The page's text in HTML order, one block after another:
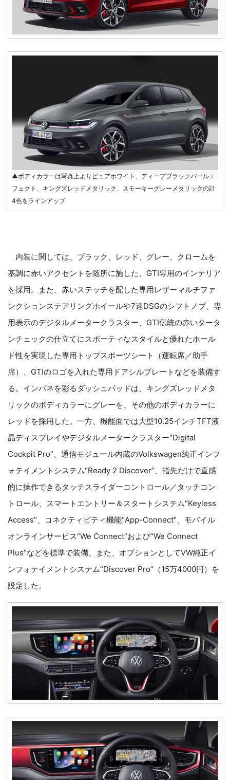
▲ボディカラーは写真上よりピュアホワイト、ディープブラックパールエ
フェクト、キングズレッドメタリック、スモーキーグレーメタリックの計
4色をラインアップ
内装に関しては、ブラック、レッド、グレー、クロームを
基調に赤いアクセントを随所に施した、GTI専用のインテリア
を採用。また、赤いステッチを配した専用レザーマルチファ
ンクションステアリングホイールや7速DSGのシフトノブ、専
用表示のデジタルメータークラスター、GTI伝統の赤いタータ
ンチェックの仕立てにスポーティなスタイルと優れたホール
ド性を実現した専用トップスポーツシート（運転席／助手
席）、GTIのロゴを入れた専用ドアシルプレートなどを装備す
る。インパネを彩るダッシュパッドは、キングズレッドメタ
リックのボディカラーにグレーを、その他のボディカラーに
レッドを採用した。一方、機能面では大型10.25インチTFT液
晶ディスプレイやデジタルメータークラスター“Digital
Cockpit Pro”、通信モジュール内蔵のVolkswagen純正インフ
ォテイメントシステム“Ready 2 Discover”、指先だけで直感
的に操作できるタッチスライダーコントロール／タッチコン
トロール、スマートエントリー＆スタートシステム“Keyless
Access”、コネクティビティ機能“App-Connect”、モバイル
オンラインサービス“We Connect”および“We Connect
Plus”などを標準で装備。また、オプションとしてVW純正イ
ンフォテイメントシステム“Discover Pro”（15万4000円）を
設定した。